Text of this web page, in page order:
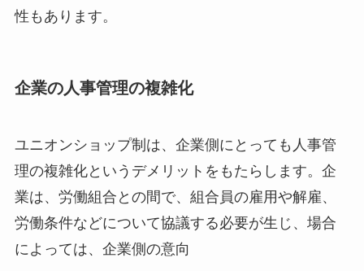
性もあります。
企業の人事管理の複雑化
ユニオンショップ制は、企業側にとっても人事管
理の複雑化というデメリットをもたらします。企
業は、労働組合との間で、組合員の雇用や解雇、
労働条件などについて協議する必要が生じ、場合
によっては、企業側の意向